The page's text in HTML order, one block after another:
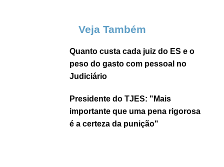
Veja Também
Quanto custa cada juiz do ES e o
peso do gasto com pessoal no
Judiciário
Presidente do TJES: "Mais
importante que uma pena rigorosa
é a certeza da punição"